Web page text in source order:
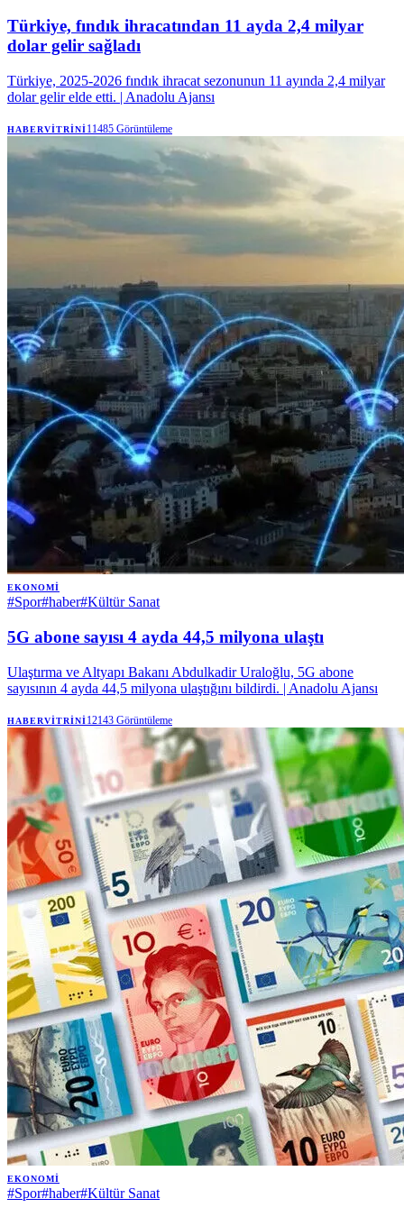
Türkiye, fındık ihracatından 11 ayda 2,4 milyar
dolar gelir sağladı
Türkiye, 2025-2026 fındık ihracat sezonunun 11 ayında 2,4 milyar
dolar gelir elde etti. | Anadolu Ajansı
HABERVITRINI11485 Görüntüleme
EKONOMI
#Spor#haber#Kültür Sanat
5G abone sayısı 4 ayda 44,5 milyona ulaştı
Ulaştırma ve Altyapı Bakanı Abdulkadir Uraloğlu, 5G abone
sayısının 4 ayda 44,5 milyona ulaştığını bildirdi. | Anadolu Ajansı
HABERVITRINI12143 Görüntüleme
EKONOMI
#Spor#haber#Kültür Sanat